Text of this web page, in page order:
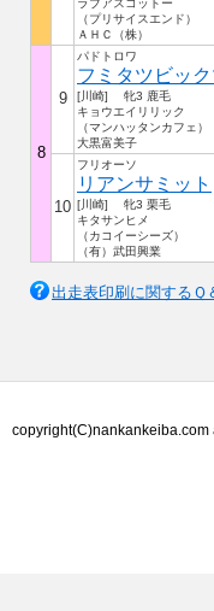
ラブアスコットー
（プリサイスエンド）
ＡＨＣ（株）
8
9
パドトロワ
フミタツビッ
[川崎] 牝3 鹿毛
キョウエイリリック
（マンハッタンカフェ）
大黒富美子
10
フリオーソ
リアンサミット
[川崎] 牝3 栗毛
キタサンヒメ
（カコイーシーズ）
（有）武田興業
出走表印刷に関するＱ
copyright(C)nankankeiba.com